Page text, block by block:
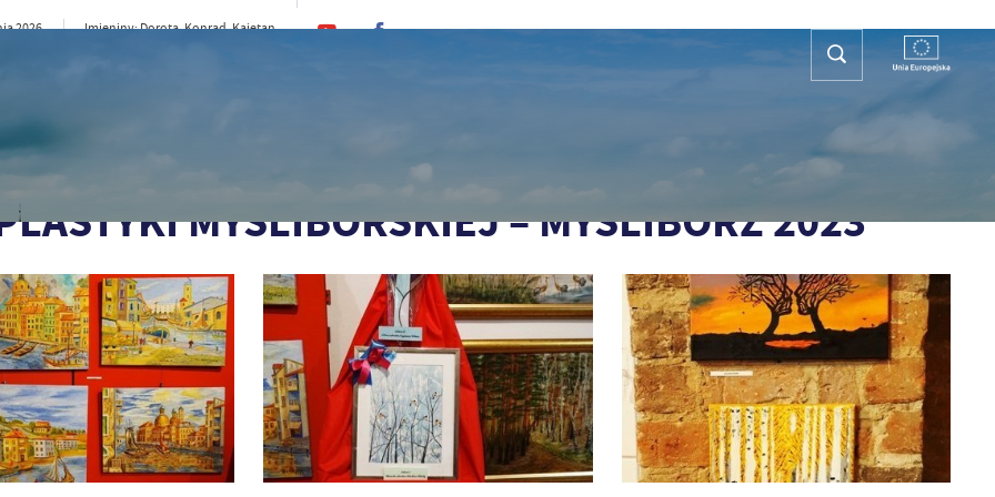
2026
Imieniny: Dorota, Konrad, Kajetan
PLAN OGÓLNY
– MYŚLIBÓRZ 2023
MYŚLIBORSKIEJ – MYŚLIBÓRZ 2023